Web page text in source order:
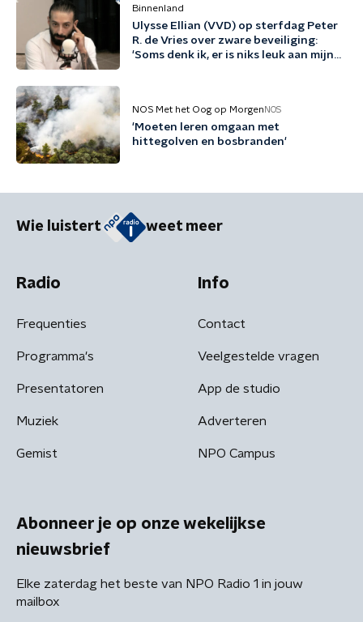
Binnenland
Ulysse Ellian (VVD) op sterfdag Peter
R. de Vries over zware beveiliging:
'Soms denk ik, er is niks leuk aan mijn
NOS Met het Oog op Morgen NOS
'Moeten leren omgaan met
hittegolven en bosbranden'
Wie luistert weet meer
Radio
Frequenties
Programma's
Presentatoren
Muziek
Gemist
Info
Contact
Veelgestelde vragen
App de studio
Adverteren
NPO Campus
Abonneer je op onze wekelijkse
nieuwsbrief
Elke zaterdag het beste van NPO Radio 1 in jouw
mailbox